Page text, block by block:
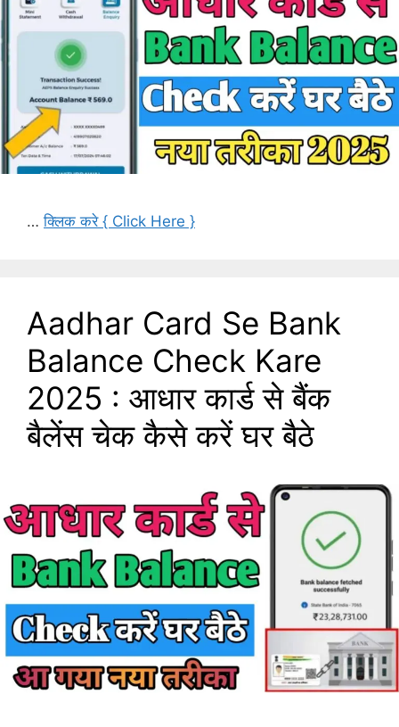
…क्लिक करे { Click Here }
Aadhar Card Se Bank
Balance Check Kare
2025 : आधार कार्ड से बैंक
बैलेंस चेक कैसे करें घर बैठे